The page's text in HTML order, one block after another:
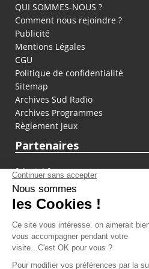
QUI SOMMES-NOUS ?
Comment nous rejoindre ?
Publicité
Mentions Légales
CGU
Politique de confidentialité
Sitemap
Archives Sud Radio
Archives Programmes
Règlement jeux
Partenaires
fiducial.fr
lyoncapitale.fr
olympique-et-lyonnais.com
L'application Iphone /
Téléchargez